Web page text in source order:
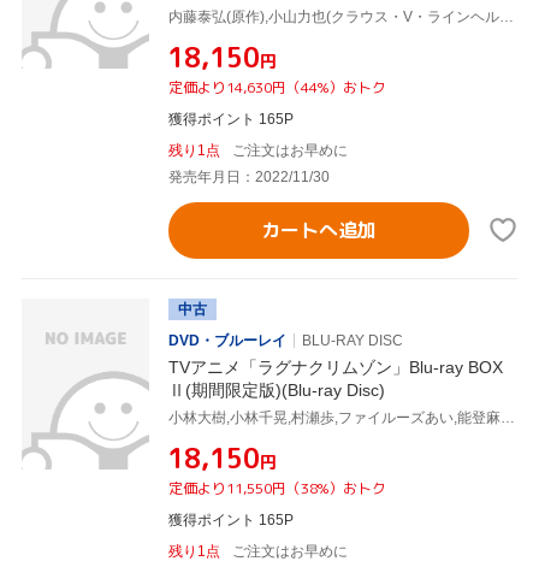
内藤泰弘(原作),小山力也(クラウス・V・ラインヘルツ),阪口大助(レオナルド・ウォッチ),中井和哉(ザップ・レンフロ),宮本充(スティーブン・A・スターフェイズ),小林ゆう(チェイン・皇),川元利浩(キャラクターデザイン),岩崎太整(音楽)
¥18,150円
定価より14,630円（44%）おトク
獲得ポイント 165P
残り1点
ご注文はお早めに
発売年月日：2022/11/30
カートへ追加
中古
DVD・ブルーレイ
BLU-RAY DISC
TVアニメ「ラグナクリムゾン」Blu-ray BOX
Ⅱ(期間限定版)(Blu-ray Disc)
小林大樹,小林千晃,村瀬歩,ファイルーズあい,能登麻美子,青木慎平,藤本コウジ,ササキオサム
¥18,150円
定価より11,550円（38%）おトク
獲得ポイント 165P
残り1点
ご注文はお早めに